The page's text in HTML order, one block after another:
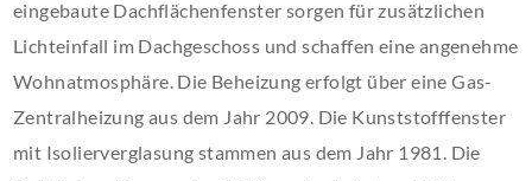
eingebaute Dachflächenfenster sorgen für zusätzlichen
Lichteinfall im Dachgeschoss und schaffen eine angenehme
Wohnatmosphäre. Die Beheizung erfolgt über eine Gas-
Zentralheizung aus dem Jahr 2009. Die Kunststofffenster
mit Isolierverglasung stammen aus dem Jahr 1981. Die